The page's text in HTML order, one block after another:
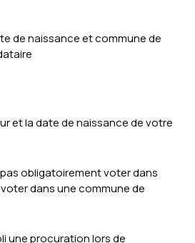
de naissance et commune de
et la date de naissance de votre
obligatoirement voter dans
dans une commune de
une procuration lors de